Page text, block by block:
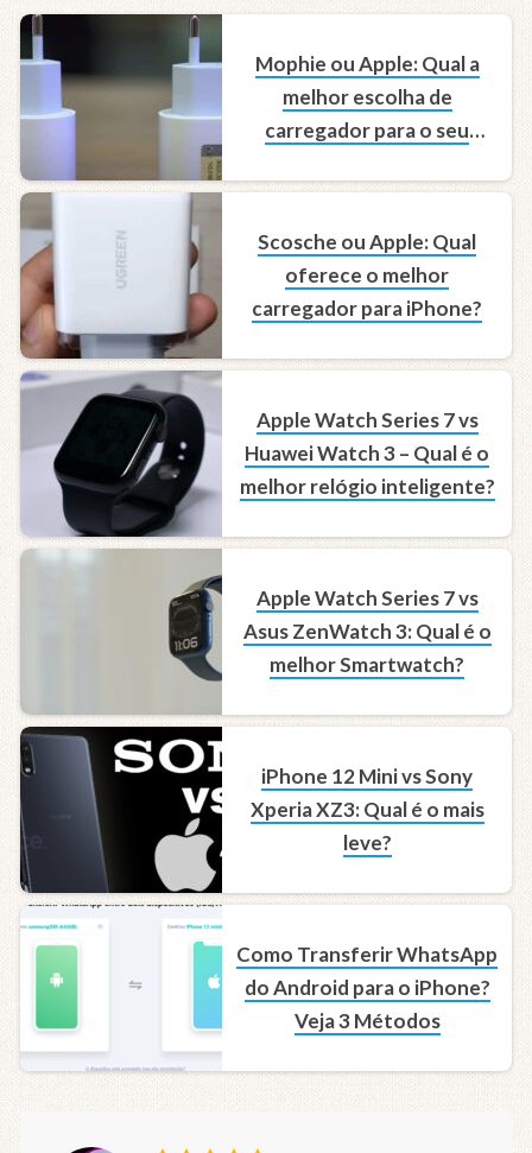
Mophie ou Apple: Qual a
melhor escolha de
carregador para o seu
Scosche ou Apple: Qual
oferece o melhor
carregador para iPhone?
Apple Watch Series 7 vs
Huawei Watch 3 – Qual é o
melhor relógio inteligente?
Apple Watch Series 7 vs
Asus ZenWatch 3: Qual é o
melhor Smartwatch?
iPhone 12 Mini vs Sony
Xperia XZ3: Qual é o mais
leve?
Como Transferir WhatsApp
do Android para o iPhone?
Veja 3 Métodos